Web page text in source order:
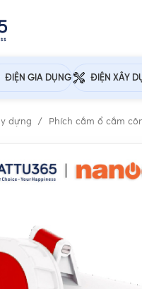
ĐIỆN GIA DỤNG ĐIỆN XÂY
dựng Phích cắm ổ cắm